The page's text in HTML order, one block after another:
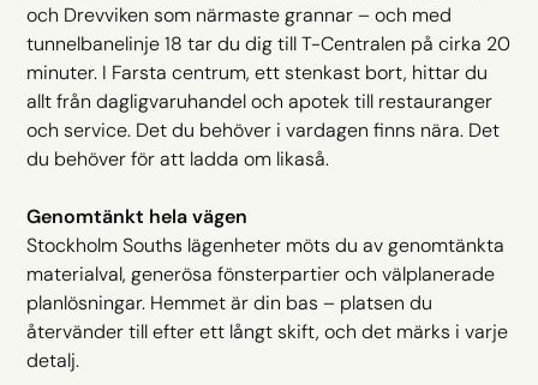
och Drevviken som närmaste grannar – och med
tunnelbanelinje 18 tar du dig till T-Centralen på cirka 20
minuter. I Farsta centrum, ett stenkast bort, hittar du
allt från dagligvaruhandel och apotek till restauranger
och service. Det du behöver i vardagen finns nära. Det
du behöver för att ladda om likaså.
Genomtänkt hela vägen
Stockholm Souths lägenheter möts du av genomtänkta
materialval, generösa fönsterpartier och välplanerade
planlösningar. Hemmet är din bas – platsen du
återvänder till efter ett långt skift, och det märks i varje
detalj.